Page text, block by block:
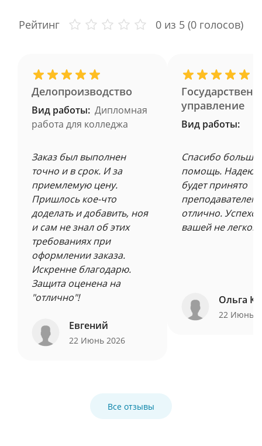
Рейтинг 0 из 5 (0 голосов)
Делопроизводство
Вид работы: Дипломная
работа для колледжа
Заказ был выполнен
точно и в срок. И за
приемлемую цену.
Пришлось кое-что
доделать и добавить, ноя
и сам не знал об этих
требованиях при
оформлении заказа.
Искренне благодарю.
Защита оценена на
"отлично"!
Евгений
22 Июнь 2026
управление
Вид работы:
Спасибо
помощь.
будет принято
преподавателем
отлично.
вашей не легкой
Ольга
22 Июнь
Все отзывы